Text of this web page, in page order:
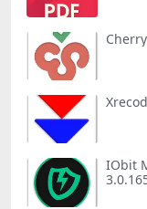
IObit